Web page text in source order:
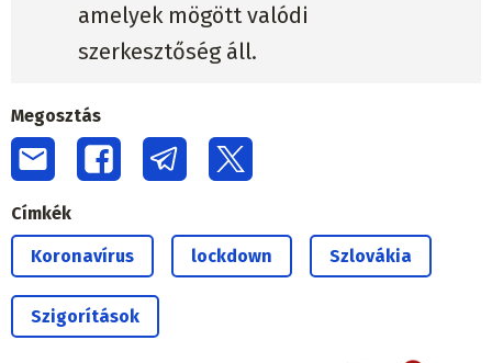
amelyek mögött valódi
szerkesztőség áll.
Megosztás
Címkék
Koronavírus lockdown Szlovákia
Szigorítások